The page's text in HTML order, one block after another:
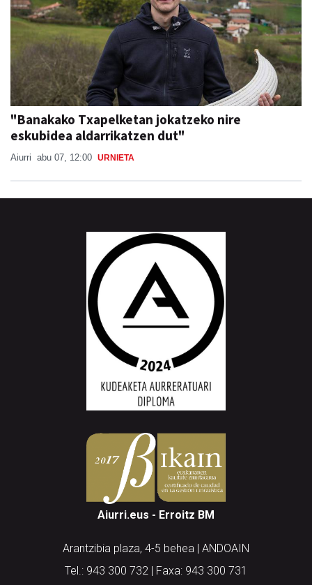
"Banakako Txapelketan jokatzeko nire
eskubidea aldarrikatzen dut"
Aiurri abu 07, 12:00 URNIETA
Aiurri.eus - Erroitz BM
Arantzibia plaza, 4-5 behea | ANDOAIN
Tel.: 943 300 732 | Faxa: 943 300 731